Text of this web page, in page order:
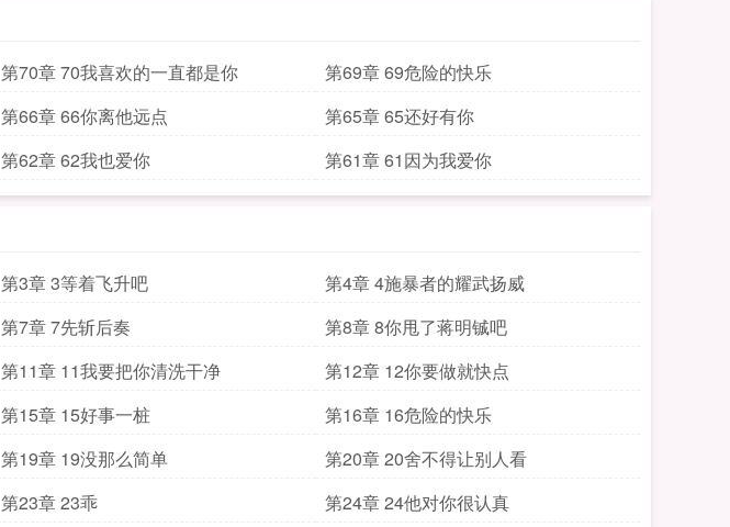
第70章 70我喜欢的一直都是你
第69章 69危险的快乐
第66章 66你离他远点
第65章 65还好有你
第62章 62我也爱你 第61章 61因为我爱你
第3章 3等着飞升吧
第4章 4施暴者的耀武扬威
第7章 7先斩后奏
第8章 8你甩了蒋明铖吧
第11章 11我要把你清洗干净
第12章 12你要做就快点
第15章 15好事一桩
第16章 16危险的快乐
第19章 19没那么简单
第20章 20舍不得让别人看
第23章 23乖
第24章 24他对你很认真